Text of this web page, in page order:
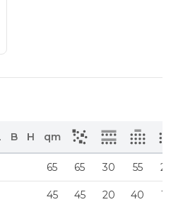
B H qm
65 65 30 55
45 45 20 40